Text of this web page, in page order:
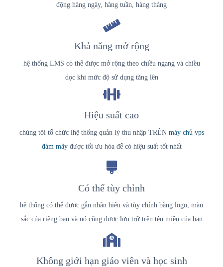
động hàng ngày, hàng tuần, hàng tháng
Khả năng mở rộng
hệ thống LMS có thể được mở rộng theo chiều ngang và chiều
dọc khi mức độ sử dụng tăng lên
Hiệu suất cao
chúng tôi tổ chức lhệ thống quản lý thu nhậpTRÊN máy chủ vps
đám mâyđược tối ưu hóa để có hiệu suất tốt nhất
Có thể tùy chỉnh
hệ thống có thể được gắn nhãn hiệu và tùy chỉnh bằng logo, màu
sắc của riêng bạn và nó cũng được lưu trữ trên tên miền của bạn
Không giới hạn giáo viên và học sinh